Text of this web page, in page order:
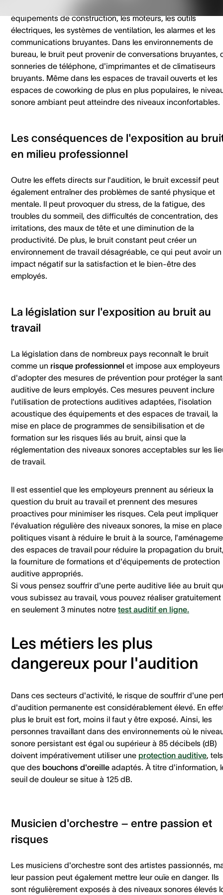
équipements de construction, les moteurs, les outils
électriques, les systèmes de ventilation, les alarmes et les
communications bruyantes. Dans les environnements de
bureau, le bruit peut provenir de conversations bruyantes,
sonneries de téléphone, d'imprimantes et de climatiseurs
bruyants. Même dans les espaces de travail ouverts et les
espaces de coworking de plus en plus populaires, le
sonore ambiant peut atteindre des niveaux inconfortables.
Les conséquences de l'exposition au
en milieu professionnel
Outre les effets directs sur l'audition, le bruit excessif peut
également entraîner des problèmes de santé physique et
mentale. Il peut provoquer du stress, de la fatigue, des
troubles du sommeil, des difficultés de concentration, des
irritations, des maux de tête et une diminution de la
productivité. De plus, le bruit constant peut créer un
environnement de travail désagréable, ce qui peut avoir un
impact négatif sur la satisfaction et le bien-être des
employés.
La législation sur l'exposition au bruit au
travail
La législation dans de nombreux pays reconnaît le bruit
comme un risque professionnel et impose aux employeurs
d'adopter des mesures de prévention pour protéger la
auditive de leurs employés. Ces mesures peuvent inclure
l'utilisation de protections auditives adaptées, l'isolation
acoustique des équipements et des espaces de travail, la
mise en place de programmes de sensibilisation et de
formation sur les risques liés au bruit, ainsi que la
réglementation des niveaux sonores acceptables sur les
de travail.
Il est essentiel que les employeurs prennent au sérieux la
question du bruit au travail et prennent des mesures
proactives pour minimiser les risques. Cela peut impliquer
l'évaluation régulière des niveaux sonores, la mise en
politiques visant à réduire le bruit à la source,
des espaces de travail pour réduire la propagation du
la fourniture de formations et d'équipements de protection
auditive appropriés.
Si vous pensez souffrir d'une perte auditive liée au bruit
vous subissez au travail, vous pouvez réaliser gratuitement
en seulement 3 minutes notre test auditif en ligne.
Les métiers les plus
dangereux pour l'audition
Dans ces secteurs d'activité, le risque de souffrir d'une
d'audition permanente est considérablement élevé. En
plus le bruit est fort, moins il faut y être exposé. Ainsi, les
personnes travaillant dans des environnements où le
sonore persistant est égal ou supérieur à 85 décibels (dB)
doivent impérativement utiliser une protection auditive, tels
que des bouchons d'oreille adaptés. À titre d'information,
seuil de douleur se situe à 125 dB.
Musicien d'orchestre – entre passion et
risques
Les musiciens d'orchestre sont des artistes passionnés,
leur passion peut également mettre leur ouïe en danger. Ils
sont régulièrement exposés à des niveaux sonores élevés